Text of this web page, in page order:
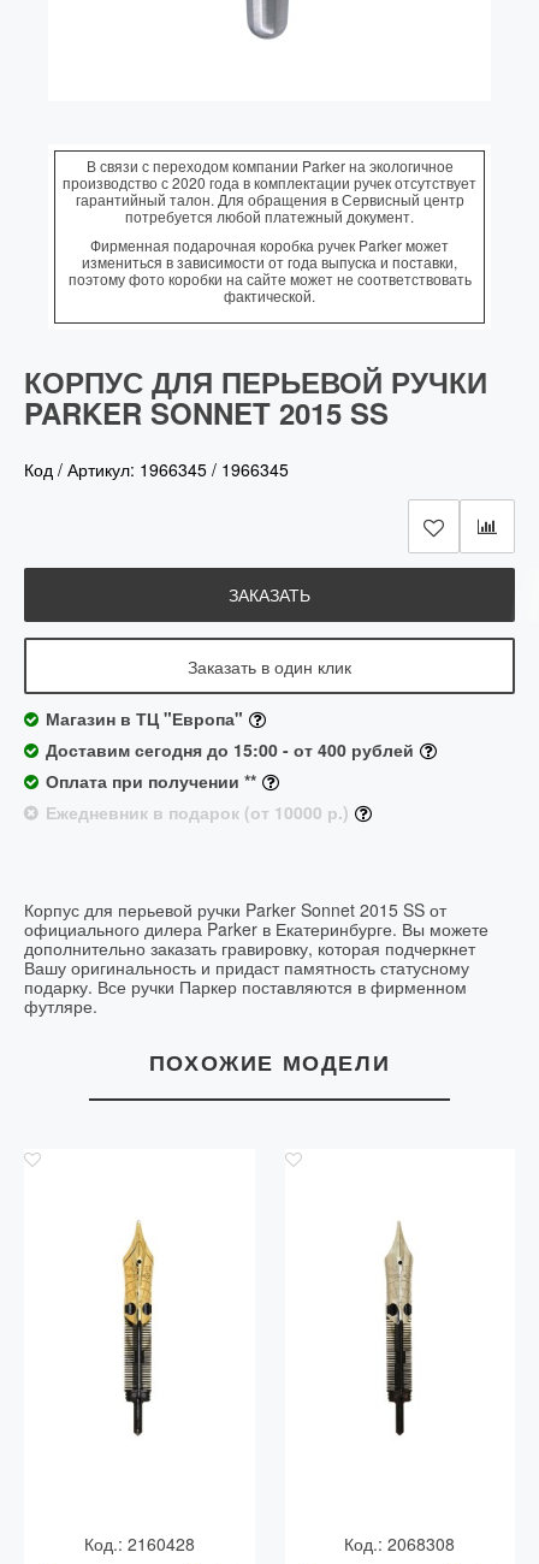
В связи с переходом компании Parker на экологичное
производство с 2020 года в комплектации ручек отсутствует
гарантийный талон. Для обращения в Сервисный центр
потребуется любой платежный документ.
Фирменная подарочная коробка ручек Parker может
измениться в зависимости от года выпуска и поставки,
поэтому фото коробки на сайте может не соответствовать
фактической.
КОРПУС ДЛЯ ПЕРЬЕВОЙ РУЧКИ
PARKER SONNET 2015 SS
Код / Артикул: 1966345 / 1966345
ЗАКАЗАТЬ
Заказать в один клик
Магазин в ТЦ "Европа"
Доставим сегодня до 15:00 - от 400 рублей
Оплата при получении **
Ежедневник в подарок (от 10000 р.)
Корпус для перьевой ручки Parker Sonnet 2015 SS от
официального дилера Parker в Екатеринбурге. Вы можете
дополнительно заказать гравировку, которая подчеркнет
Вашу оригинальность и придаст памятность статусному
подарку. Все ручки Паркер поставляются в фирменном
футляре.
ПОХОЖИЕ МОДЕЛИ
Код.: 2160428
Код.: 2068308